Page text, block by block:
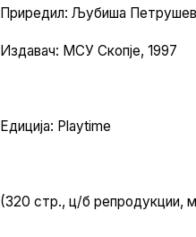
Приредил: Љубиша
Издавач: МСУ Скопје, 1997
Едиција: Playtime
(320 стр., ц/б репродукции,